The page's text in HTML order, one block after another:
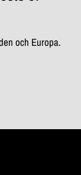
och Europa.